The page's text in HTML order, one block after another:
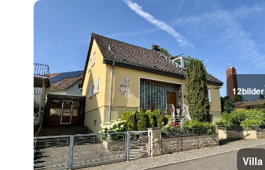
12bilder
Villa